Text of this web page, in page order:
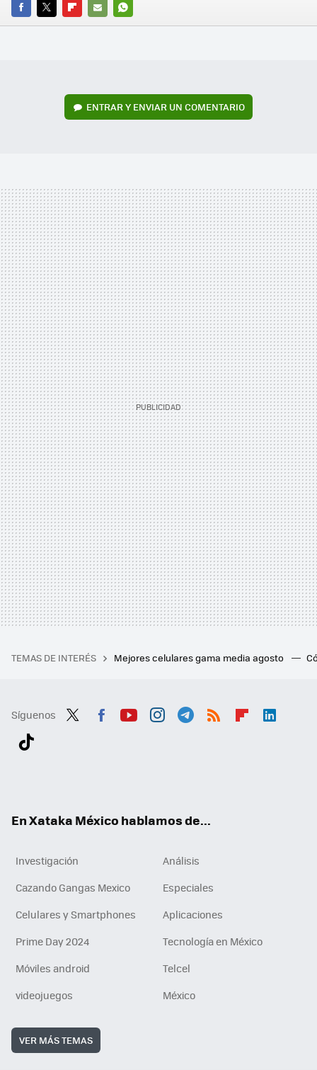
FACEBOOK
TWITTERFLIPBOARD
E-
WHATSAPP
ENTRAR Y ENVIAR UN COMENTARIO
TEMAS DE INTERÉS Mejores celulares gama media agosto
Síguenos
En Xataka México hablamos de...
Investigación
Análisis
Cazando Gangas Mexico
Especiales
Celulares y Smartphones
Aplicaciones
Prime Day 2024
Tecnología en México
Móviles android
Telcel
videojuegos
México
VER MÁS TEMAS